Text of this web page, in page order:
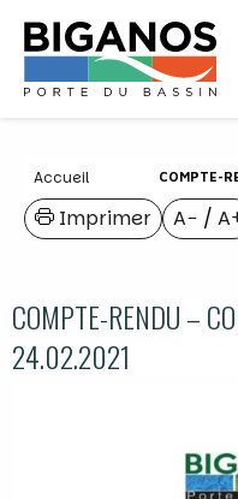
Accueil COMPTE-RENDU –
A− /
Imprimer
COMPTE-RENDU –
24.02.2021